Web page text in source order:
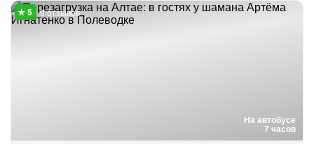
На автобусе
7 часов
9 отзывов